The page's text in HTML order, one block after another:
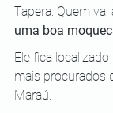
Tapera. Quem
uma boa
Ele fica
mais procurados
Maraú.